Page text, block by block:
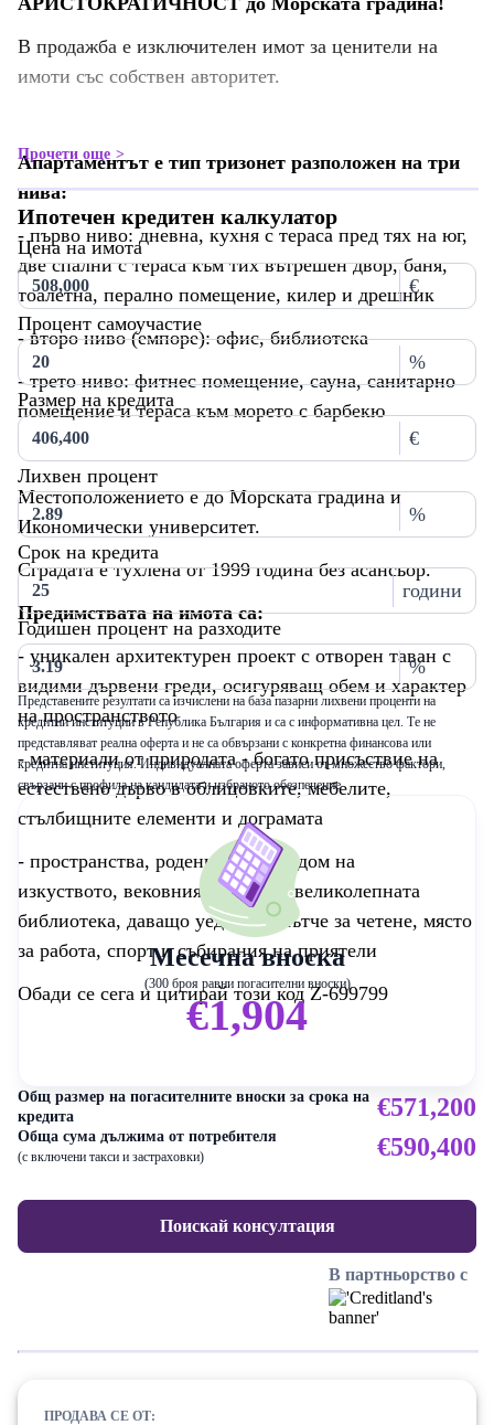
В продажба е изключителен имот за ценители на
имоти със собствен авторитет.
Апартаментът е тип тризонет разположен на три
нива:
- първо ниво: дневна, кухня с тераса пред тях на юг,
две спални с тераса към тих вътрешен двор, баня,
тоалетна, перално помещение, килер и дрешник
- второ ниво (емпоре): офис, библиотека
- трето ниво: фитнес помещение, сауна, санитарно
помещение и тераса към морето с барбекю
Местоположението е до Морската градина и
Икономически университет.
Сградата е тухлена от 1999 година без асансьор.
Предимствата на имота са:
- уникален архитектурен проект с отворен таван с
видими дървени греди, осигуряващ обем и характер
на пространството
- материали от природата - богато присъствие на
естествено дърво в облицовките, мебелите,
стълбищните елементи и дограмата
- пространства, родени да бъдат дом на
изкуството, вековния пристан - великолепната
библиотека, даващо уединено кътче за четене, място
за работа, спорт и събирания на приятели
Обади се сега и цитирай този код Z-699799
Прочети още
Ипотечен кредитен калкулатор
Цена на имота
€
Процент самоучастие
%
Размер на кредита
€
Лихвен процент
%
Срок на кредита
години
Годишен процент на разходите
%
Представените резултати са изчислени на база пазарни лихвени проценти на
кредитни институции в Република България и са с информативна цел. Те не
представляват реална оферта и не са обвързани с конкретна финансова или
кредитна институция. Индивидуалната оферта зависи от множество фактори,
свързани с профила на кандидата и избраното обезпечение
Месечна вноска
(300 броя равни погасителни вноски)
€1,904
Общ размер на погасителните вноски за срока на
кредита
€571,200
Обща сума дължима от потребителя
(с включени такси и застраховки) €590,400
Поискай консултация
В партньорство с
ПРОДАВА СЕ ОТ: